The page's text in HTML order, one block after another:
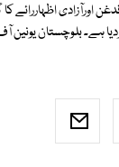
اظہاررائے
ہے۔ بلوچستان یونین